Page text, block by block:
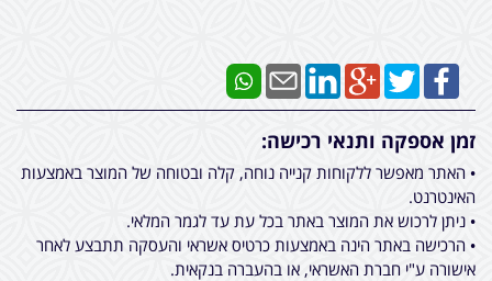
זמן אספקה ותנאי רכישה:
• האתר מאפשר ללקוחות קנייה נוחה, קלה ובטוחה של המוצר באמצעות
האינטרנט.
• ניתן לרכוש את המוצר באתר בכל עת עד לגמר המלאי.
• הרכישה באתר הינה באמצעות כרטיס אשראי והעסקה תתבצע לאחר
אישורה ע"י חברת האשראי, או בהעברה בנקאית.